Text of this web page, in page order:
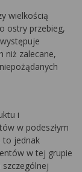
wielkością
ostry przebieg,
niż zalecane,
i
w podeszłym
to jednak
w tej grupie